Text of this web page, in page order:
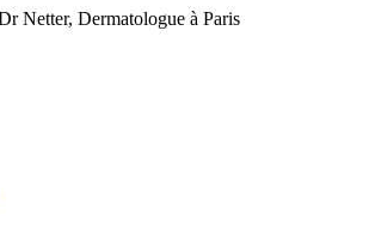
Netter, Dermatologue à Paris